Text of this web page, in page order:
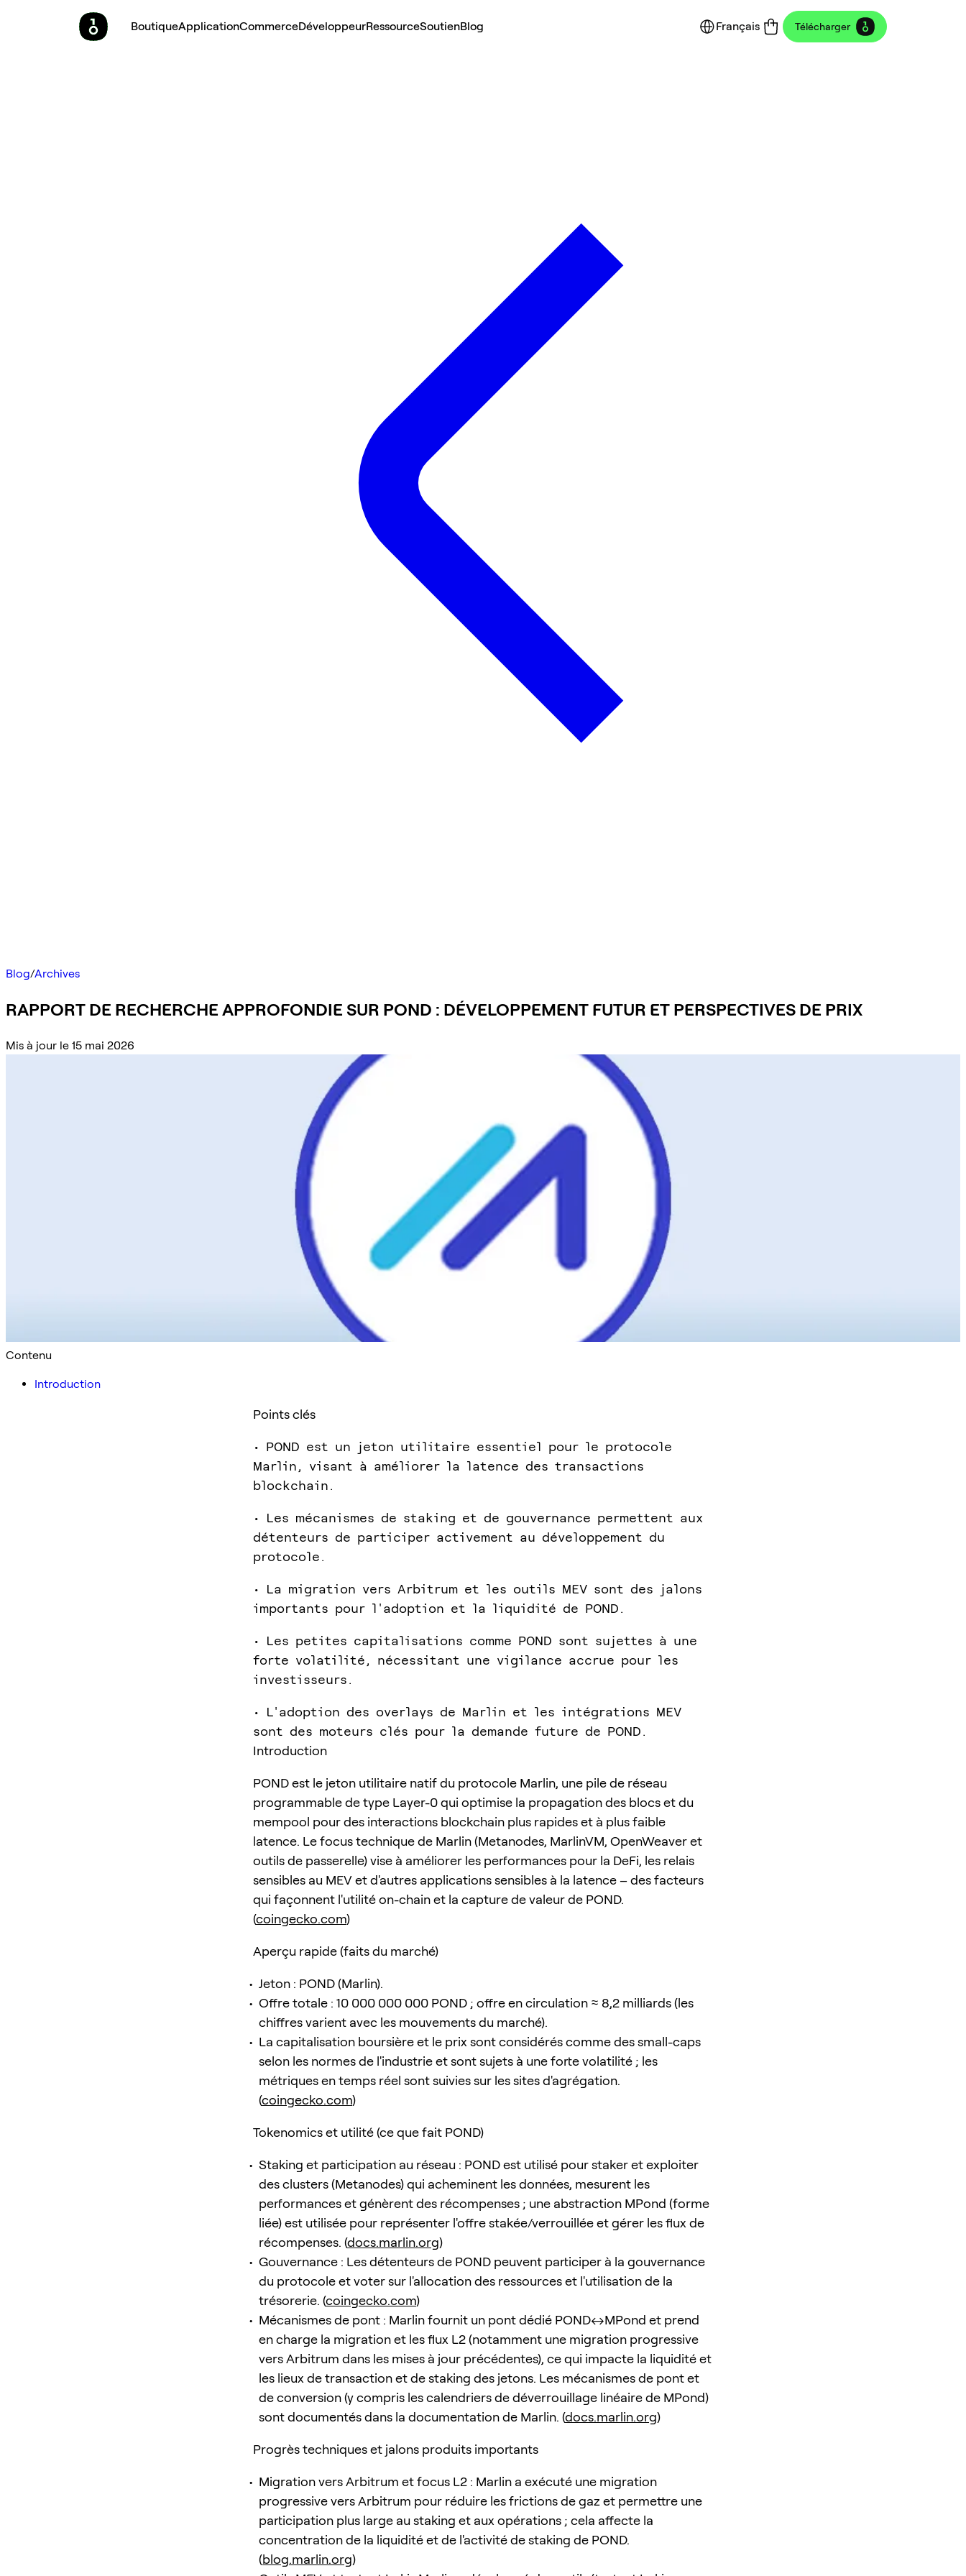
BoutiqueApplicationCommerceDéveloppeurRessourceSoutienBlog Français Télécharger
Blog/Archives
RAPPORT DE RECHERCHE APPROFONDIE SUR POND : DÉVELOPPEMENT FUTUR ET PERSPECTIVES DE PRIX
Mis à jour le 15 mai 2026
Contenu
Introduction
Points clés
• POND est un jeton utilitaire essentiel pour le protocole
Marlin, visant à améliorer la latence des transactions
blockchain.
• Les mécanismes de staking et de gouvernance permettent aux
détenteurs de participer activement au développement du
protocole.
• La migration vers Arbitrum et les outils MEV sont des jalons
importants pour l'adoption et la liquidité de POND.
• Les petites capitalisations comme POND sont sujettes à une
forte volatilité, nécessitant une vigilance accrue pour les
investisseurs.
• L'adoption des overlays de Marlin et les intégrations MEV
sont des moteurs clés pour la demande future de POND.
Introduction
POND est le jeton utilitaire natif du protocole Marlin, une pile de réseau
programmable de type Layer-0 qui optimise la propagation des blocs et du
mempool pour des interactions blockchain plus rapides et à plus faible
latence. Le focus technique de Marlin (Metanodes, MarlinVM, OpenWeaver et
outils de passerelle) vise à améliorer les performances pour la DeFi, les relais
sensibles au MEV et d'autres applications sensibles à la latence – des facteurs
qui façonnent l'utilité on-chain et la capture de valeur de POND.
(coingecko.com)
Aperçu rapide (faits du marché)
Jeton : POND (Marlin).
Offre totale : 10 000 000 000 POND ; offre en circulation ≈ 8,2 milliards (les
chiffres varient avec les mouvements du marché).
La capitalisation boursière et le prix sont considérés comme des small-caps
selon les normes de l'industrie et sont sujets à une forte volatilité ; les
métriques en temps réel sont suivies sur les sites d'agrégation.
(coingecko.com)
Tokenomics et utilité (ce que fait POND)
Staking et participation au réseau : POND est utilisé pour staker et exploiter
des clusters (Metanodes) qui acheminent les données, mesurent les
performances et génèrent des récompenses ; une abstraction MPond (forme
liée) est utilisée pour représenter l'offre stakée/verrouillée et gérer les flux de
récompenses. (docs.marlin.org)
Gouvernance : Les détenteurs de POND peuvent participer à la gouvernance
du protocole et voter sur l'allocation des ressources et l'utilisation de la
trésorerie. (coingecko.com)
Mécanismes de pont : Marlin fournit un pont dédié POND↔MPond et prend
en charge la migration et les flux L2 (notamment une migration progressive
vers Arbitrum dans les mises à jour précédentes), ce qui impacte la liquidité et
les lieux de transaction et de staking des jetons. Les mécanismes de pont et
de conversion (y compris les calendriers de déverrouillage linéaire de MPond)
sont documentés dans la documentation de Marlin. (docs.marlin.org)
Progrès techniques et jalons produits importants
Migration vers Arbitrum et focus L2 : Marlin a exécuté une migration
progressive vers Arbitrum pour réduire les frictions de gaz et permettre une
participation plus large au staking et aux opérations ; cela affecte la
concentration de la liquidité et de l'activité de staking de POND.
(blog.marlin.org)